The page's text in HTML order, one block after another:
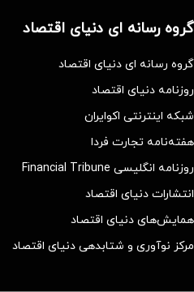
گروه رسانه ای دنیای اقتصاد
گروه رسانه ای دنیای اقتصاد
روزنامه دنیای اقتصاد
شبکه اینترنتی اکوایران
هفته‌نامه تجارت فردا
روزنامه انگلیسی Financial Tribune
انتشارات دنیای اقتصاد
همایش‌های دنیای اقتصاد
مرکز نوآوری و شتابدهی دنیای اقتصاد